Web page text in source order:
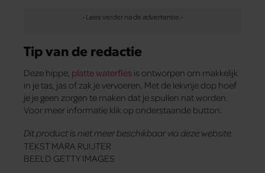
Tip van de redactie
Deze hippe, platte waterfles is ontworpen om makkelijk
in je tas, jas of zak je vervoeren. Met de lekvrije dop hoef
je je geen zorgen te maken dat je spullen nat worden.
Voor meer informatie klik op onderstaande button.
Dit product is niet meer beschikbaar via deze website.
TEKST MARA RUIJTER
BEELD GETTY IMAGES